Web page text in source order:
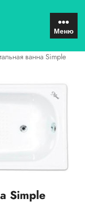
Меню
ванна Simple
Simple